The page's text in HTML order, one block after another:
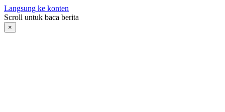
Langsung ke konten
Scroll untuk baca berita
×